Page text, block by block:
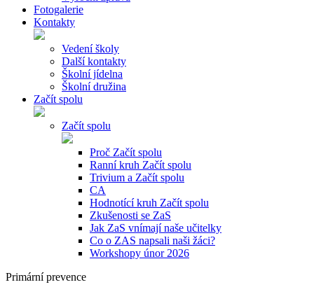
Fotogalerie
Kontakty
Vedení školy
Další kontakty
Školní jídelna
Školní družina
Začít spolu
Začít spolu
Proč Začít spolu
Ranní kruh Začít spolu
Trivium a Začít spolu
CA
Hodnotící kruh Začít spolu
Zkušenosti se ZaS
Jak ZaS vnímají naše učitelky
Co o ZAS napsali naši žáci?
Workshopy únor 2026
Primární prevence